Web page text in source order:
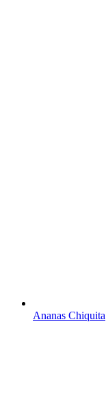
Ananas Chiquita